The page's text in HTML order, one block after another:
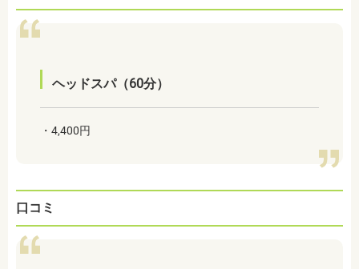
ヘッドスパ（60分）
・4,400円
口コミ